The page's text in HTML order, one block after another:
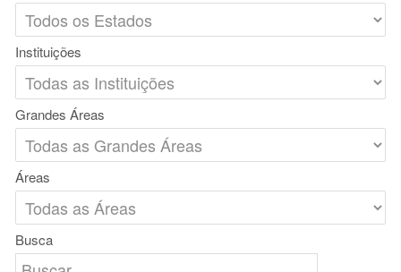
Instituições
Grandes Áreas
Áreas
Busca